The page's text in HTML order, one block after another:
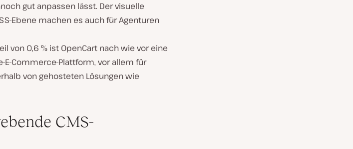
gut anpassen lässt. Der visuelle
Ebene machen es auch für Agenturen
von 0,6 % ist OpenCart nach wie vor eine
Commerce-Plattform, vor allem für
von gehosteten Lösungen wie
CMS-